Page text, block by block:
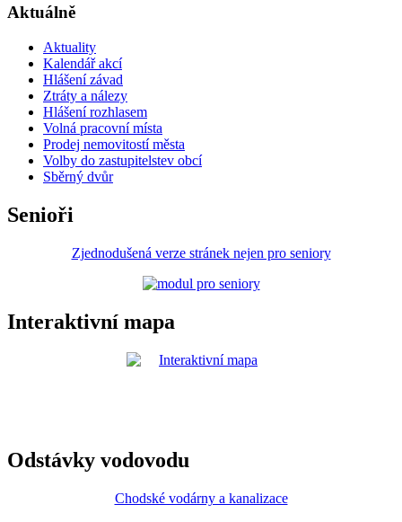
Aktuálně
Aktuality
Kalendář akcí
Hlášení závad
Ztráty a nálezy
Hlášení rozhlasem
Volná pracovní místa
Prodej nemovitostí města
Volby do zastupitelstev obcí
Sběrný dvůr
Senioři
Zjednodušená verze stránek nejen pro seniory
Interaktivní mapa
Odstávky vodovodu
Chodské vodárny a kanalizace